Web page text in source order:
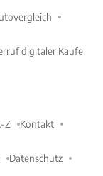
digitaler Käufe
Z Kontakt
Datenschutz